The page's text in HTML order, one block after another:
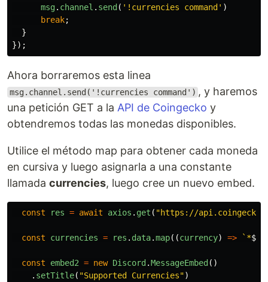
msg. channel . send ( ' !currencies command ' )
break;
}
});
Ahora borraremos esta linea
msg.channel.send('!currencies command') , y haremos
una petición GET a la API de Coingecko y
obtendremos todas las monedas disponibles.
Utilice el método map para obtener cada moneda
en cursiva y luego asignarla a una constante
llamada currencies, luego cree un nuevo embed.
const res = await axios . get ( "https://
const currencies = res . data.map((currency) => `*${
const embed2 = new Discord .MessageEmbed ()
. setTitle( "Supported Currencies")